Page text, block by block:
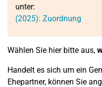
unter:
(2025): Zuordnung
Wählen Sie hier bitte aus,
Handelt es sich um ein
Ehepartner, können Sie